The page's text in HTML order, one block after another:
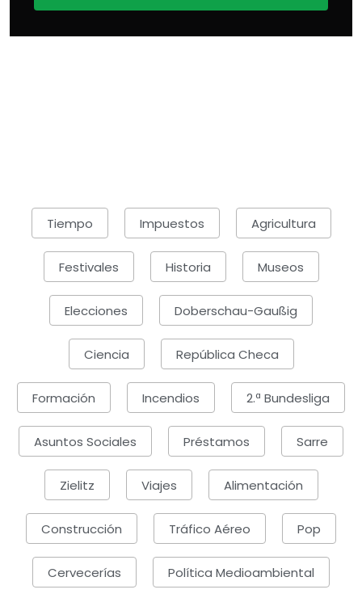
Tiempo Impuestos Agricultura
Festivales Historia Museos
Elecciones Doberschau-Gaußig
Ciencia República Checa
Formación Incendios 2.ª Bundesliga
Asuntos Sociales Préstamos Sarre
Zielitz Viajes Alimentación
Construcción Tráfico Aéreo Pop
Cervecerías Política Medioambiental